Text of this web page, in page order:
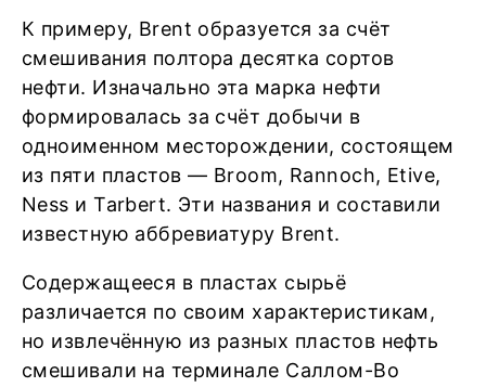
К примеру, Brent образуется за счёт
смешивания полтора десятка сортов
нефти. Изначально эта марка нефти
формировалась за счёт добычи в
одноименном месторождении, состоящем
из пяти пластов — Broom, Rannoch, Etive,
Ness и Tarbert. Эти названия и составили
известную аббревиатуру Brent.
Содержащееся в пластах сырьё
различается по своим характеристикам,
но извлечённую из разных пластов нефть
смешивали на терминале Саллом-Во